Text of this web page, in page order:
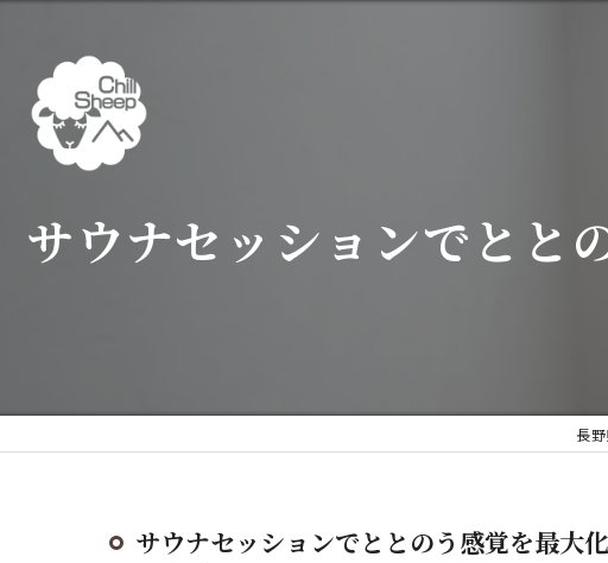
サウナセッションでとと
長
サウナセッションでととのう感覚を最大